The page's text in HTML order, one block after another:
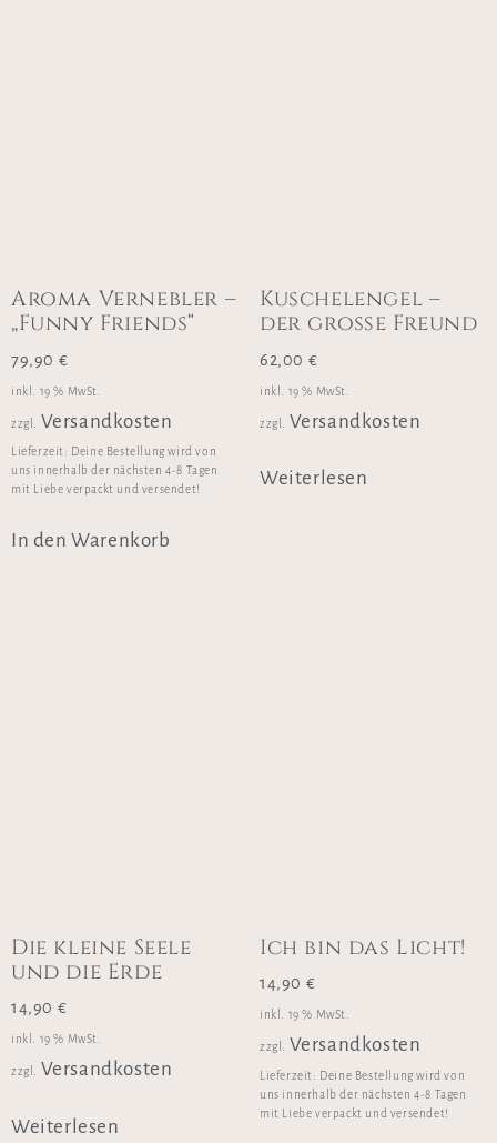
Aroma Vernebler –
„Funny Friends“
79,90 €
inkl. 19 % MwSt.
zzgl. Versandkosten
Lieferzeit: Deine Bestellung wird von
uns innerhalb der nächsten 4-8 Tagen
mit Liebe verpackt und versendet!
In den Warenkorb
Kuschelengel –
der große Freund
62,00 €
inkl. 19 % MwSt.
zzgl. Versandkosten
Weiterlesen
Die kleine Seele
und die Erde
14,90 €
inkl. 19 % MwSt.
zzgl. Versandkosten
Weiterlesen
Ich bin das Licht!
14,90 €
inkl. 19 % MwSt.
zzgl. Versandkosten
Lieferzeit: Deine Bestellung wird von
uns innerhalb der nächsten 4-8 Tagen
mit Liebe verpackt und versendet!